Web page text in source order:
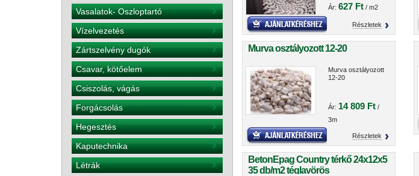
Vasalatok- Oszloptartó
Vízelvezetés
Zártszelvény dugók
Csavar, kötőelem
Csiszolás, vágás
Forgácsolás
Hegesztés
Kaputechnika
Létrák
Ár: 627 Ft/ m2
Részletek
Murva osztályozott 12-20
Murva osztályozott
12-20
Ár: 14 809 Ft/
3m
Részletek
BetonEpag Country térkő 24x12x5
35 db/m2 téglavörös